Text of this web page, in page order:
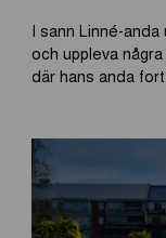
I sann Linné-
och uppleva
där hans anda